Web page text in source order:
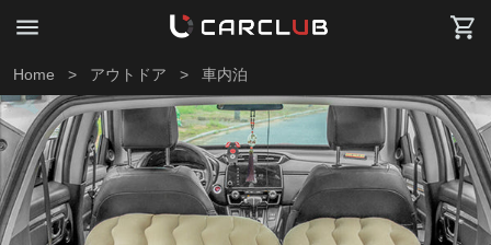
Home > アウトドア > 車内泊